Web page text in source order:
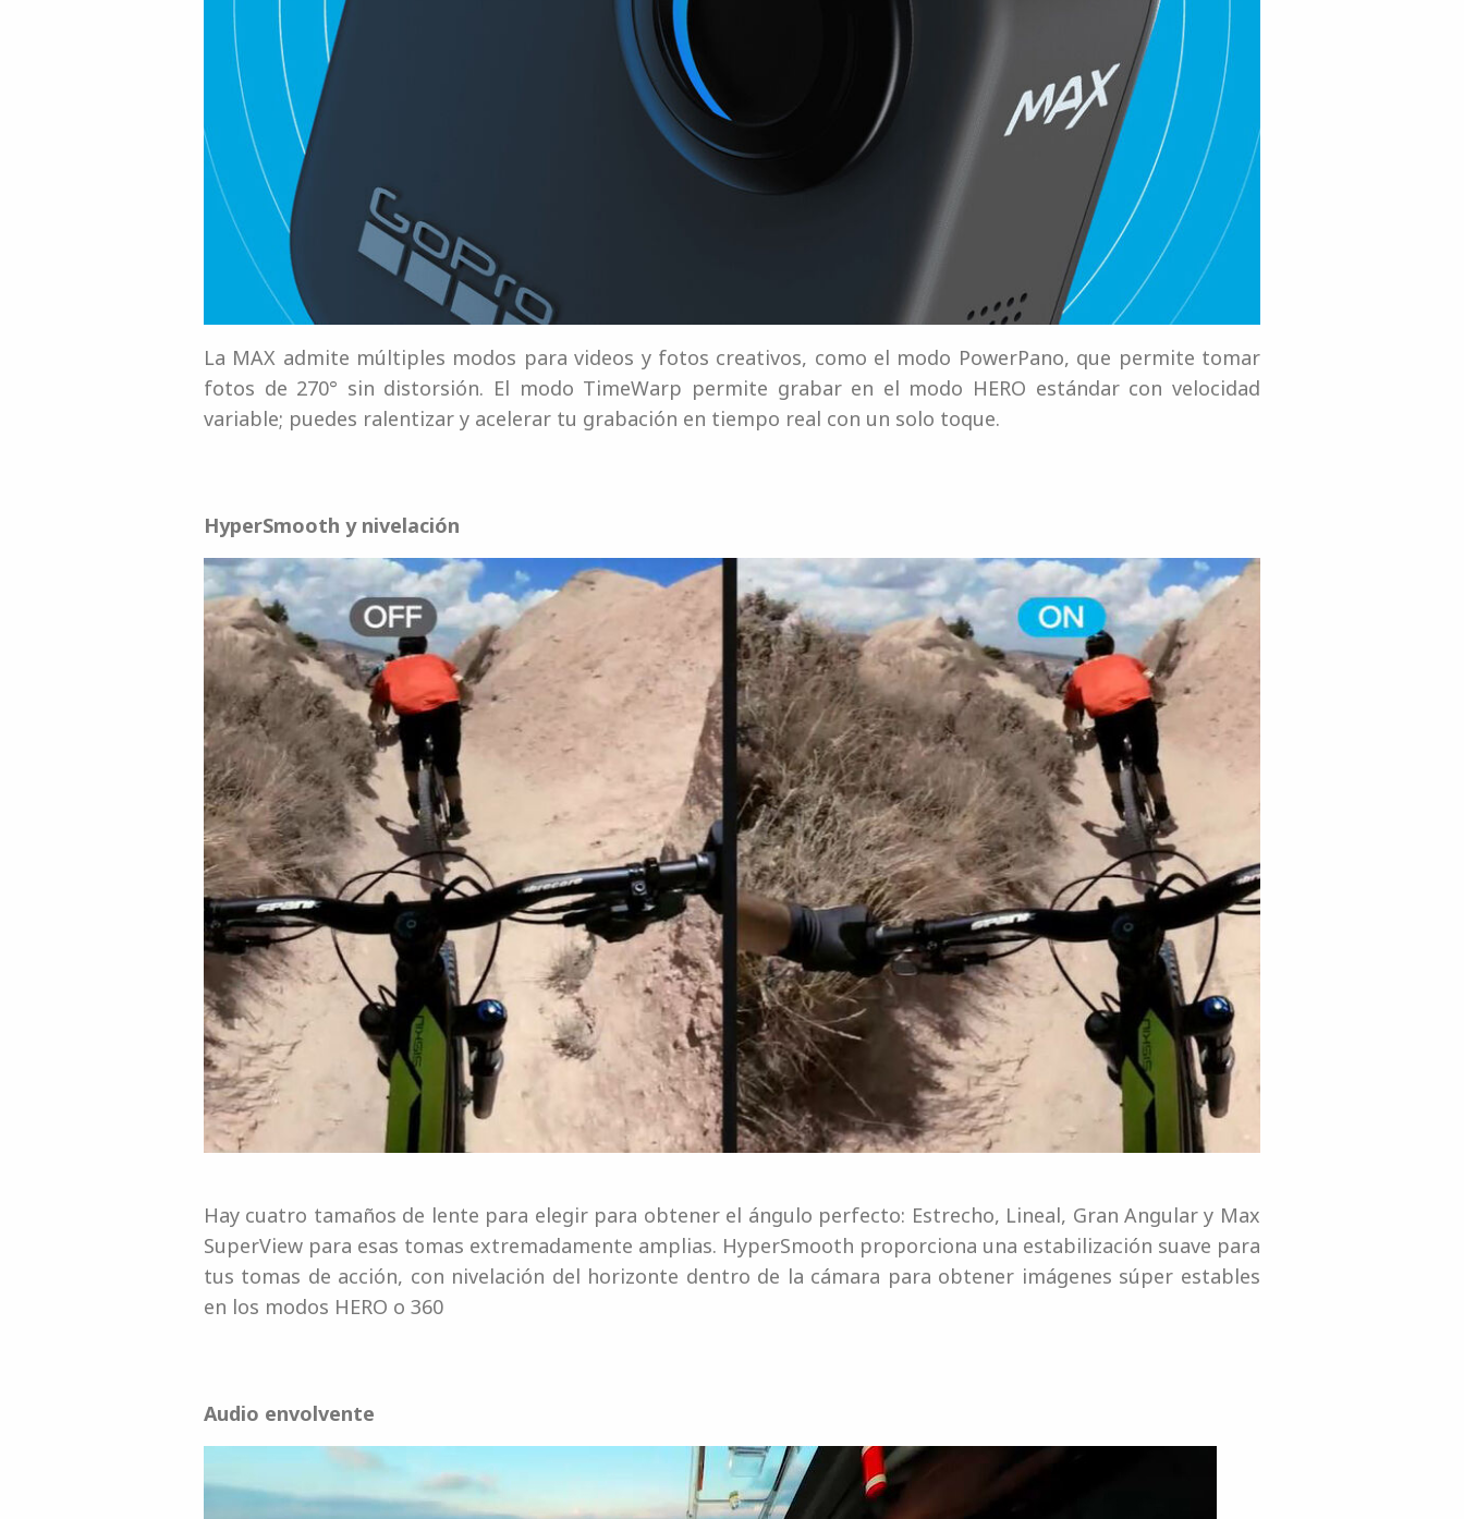
La MAX admite múltiples modos para videos y fotos creativos, como el modo PowerPano, que permite tomar
fotos de 270° sin distorsión. El modo TimeWarp permite grabar en el modo HERO estándar con velocidad
variable; puedes ralentizar y acelerar tu grabación en tiempo real con un solo toque.
HyperSmooth y nivelación
Hay cuatro tamaños de lente para elegir para obtener el ángulo perfecto: Estrecho, Lineal, Gran Angular y Max
SuperView para esas tomas extremadamente amplias. HyperSmooth proporciona una estabilización suave para
tus tomas de acción, con nivelación del horizonte dentro de la cámara para obtener imágenes súper estables
en los modos HERO o 360
Audio envolvente